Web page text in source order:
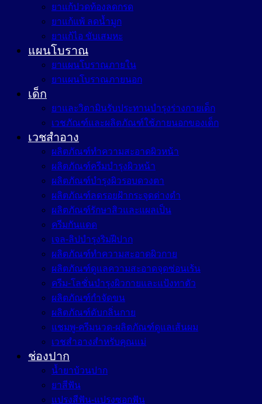
ยาแก้ปวดท้องลดกรด
ยาแก้แพ้ ลดน้ำมูก
ยาแก้ไอ ขับเสมหะ
แผนโบราณ
ยาแผนโบราณภายใน
ยาแผนโบราณภายนอก
เด็ก
ยาและวิตามินรับประทานบำรุงร่างกายเด็ก
เวชภัณฑ์และผลิตภัณฑ์ใช้ภายนอกของเด็ก
เวชสำอาง
ผลิตภัณฑ์ทำความสะอาดผิวหน้า
ผลิตภัณฑ์ครีมบำรุงผิวหน้า
ผลิตภัณฑ์บำรุงผิวรอบดวงตา
ผลิตภัณฑ์ลดรอยฝ้ากระจุดด่างดำ
ผลิตภัณฑ์รักษาสิวและแผลเป็น
ครีมกันแดด
เจล-ลิปบำรุงริมฝีปาก
ผลิตภัณฑ์ทำความสะอาดผิวกาย
ผลิตภัณฑ์ดูแลความสะอาดจุดซ่อนเร้น
ครีม-โลชั่นบำรุงผิวกายและแป้งทาตัว
ผลิตภัณฑ์กำจัดขน
ผลิตภัณฑ์ดับกลิ่นกาย
แชมพู-ครีมนวด-ผลิตภัณฑ์ดูแลเส้นผม
เวชสำอางสำหรับคุณแม่
ช่องปาก
น้ำยาบ้วนปาก
ยาสีฟัน
แปรงสีฟัน-แปรงซอกฟัน